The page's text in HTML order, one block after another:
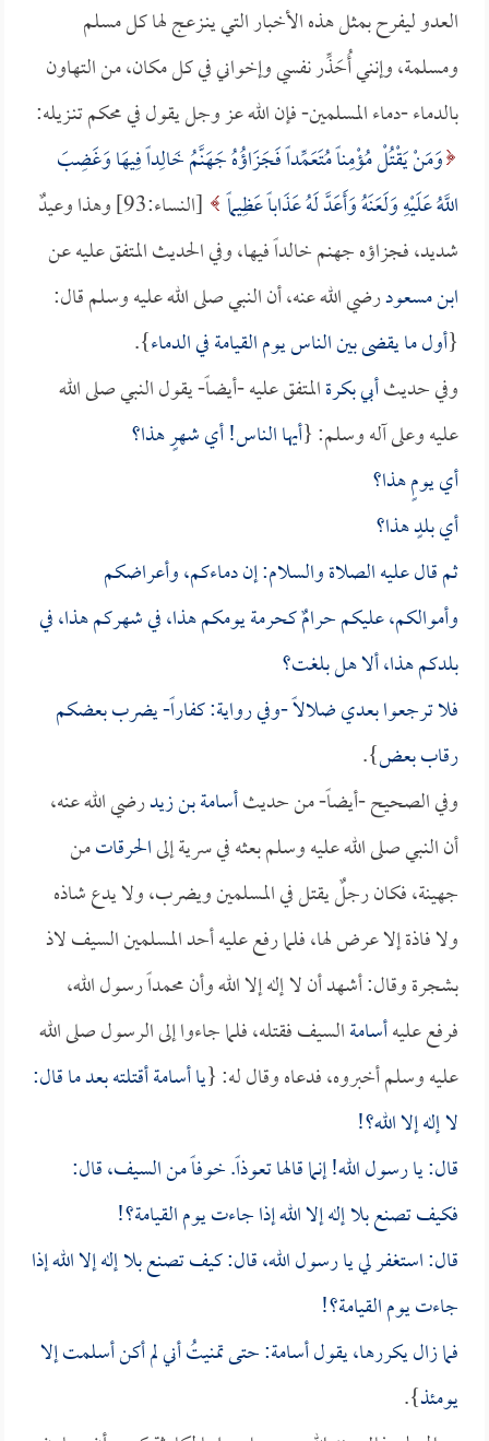
العدو ليفرح بمثل هذه الأخبار التي ينـزعج لها كل مسلم
ومسلمة، وإنني أُحَذِّر نفسي وإخواني في كل مكان، من التهاون
بالدماء -دماء المسلمين- فإن الله عز وجل يقول في محكم تنـزيله:
وَمَنْ يَقْتُلْ مُؤْمِناً مُتَعَمِّداً فَجَزَاؤُهُ جَهَنَّمُ خَالِداً فِيهَا وَغَضِبَ
اللَّهُ عَلَيْهِ وَلَعَنَهُ وَأَعَدَّ لَهُ عَذَاباً عَظِيماً
[النساء:93] وهذا وعيدٌ
شديد، فجزاؤه جهنم خالداً فيها، وفي الحديث المتفق عليه عن
ابن مسعودرضي الله عنه، أن النبي صلى الله عليه وسلم قال:
{أول ما يقضى بين الناس يوم القيامة في الدماء}.
وفي حديثأبي بكرةالمتفق عليه -أيضاً- يقول النبي صلى الله
عليه وعلى آله وسلم: {أيها الناس! أي شهرٍ هذا؟
أي يومٍ هذا؟
أي بلدٍ هذا؟
ثم قال عليه الصلاة والسلام: إن دماءكم، وأعراضكم
وأموالكم، عليكم حرامٌ كحرمة يومكم هذا، في شهركم هذا، في
بلدكم هذا، ألا هل بلغت؟
فلا ترجعوا بعدي ضلالاً -وفي رواية: كفاراً- يضرب بعضكم
رقاب بعض}.
وفي الصحيح -أيضاً- من حديثأسامة بن زيدرضي الله عنه،
أن النبي صلى الله عليه وسلم بعثه في سرية إلىالحرقاتمن
جهينة، فكان رجلٌ يقتل في المسلمين ويضرب، ولا يدع شاذه
ولا فاذة إلا عرض لها، فلما رفع عليه أحد المسلمين السيف لاذ
بشجرة وقال: أشهد أن لا إله إلا الله وأن محمداً رسول الله،
فرفع عليهأسامةالسيف فقتله، فلما جاءوا إلى الرسول صلى الله
عليه وسلم أخبروه، فدعاه وقال له: {ياأسامةأقتلته بعد ما قال:
لا إله إلا الله؟!
قال: يا رسول الله! إنما قالها تعوذاً. خوفاً من السيف، قال:
فكيف تصنع بلا إله إلا الله إذا جاءت يوم القيامة؟!
قال: استغفر لي يا رسول الله، قال: كيف تصنع بلا إله إلا الله إذا
جاءت يوم القيامة؟!
فما زال يكررها، يقولأسامة: حتى تمنيتُ أني لم أكن أسلمت إلا
يومئذ}.